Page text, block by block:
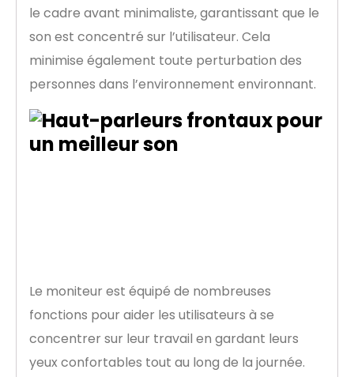
le cadre avant minimaliste, garantissant que le
son est concentré sur l’utilisateur. Cela
minimise également toute perturbation des
personnes dans l’environnement environnant.
Le moniteur est équipé de nombreuses
fonctions pour aider les utilisateurs à se
concentrer sur leur travail en gardant leurs
yeux confortables tout au long de la journée.